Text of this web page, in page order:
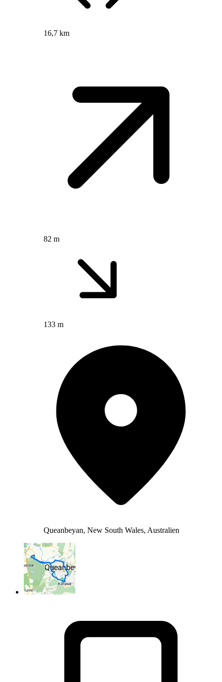
16,7 km
82 m
133 m
Queanbeyan, New South Wales, Australien